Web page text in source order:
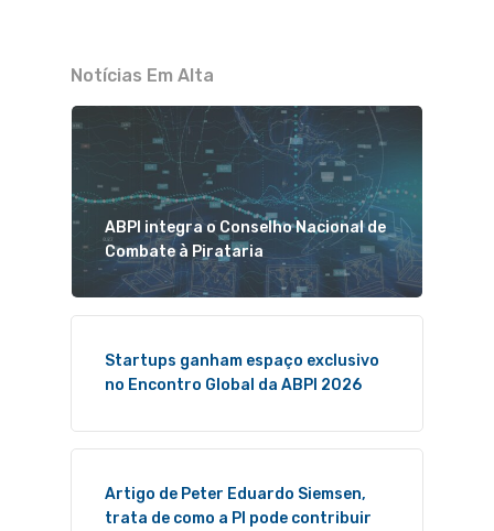
Notícias Em Alta
ABPI integra o Conselho Nacional de
Combate à Pirataria
Startups ganham espaço exclusivo
no Encontro Global da ABPI 2026
Artigo de Peter Eduardo Siemsen,
trata de como a PI pode contribuir